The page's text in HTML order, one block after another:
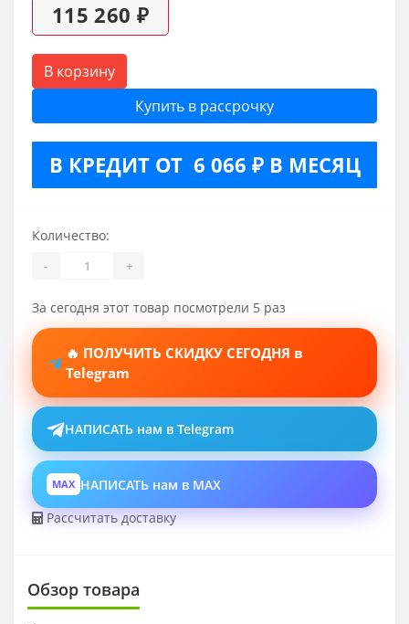
115 260 ₽
В корзину
Купить в рассрочку
В КРЕДИТ ОТ 6 066 ₽ В МЕСЯЦ
Количество:
- +
За сегодня этот товар посмотрели 5 раз
🔥 ПОЛУЧИТЬ СКИДКУ СЕГОДНЯ в
Telegram
НАПИСАТЬ нам в Telegram
MAX НАПИСАТЬ нам в MAX
Рассчитать доставку
Обзор товара